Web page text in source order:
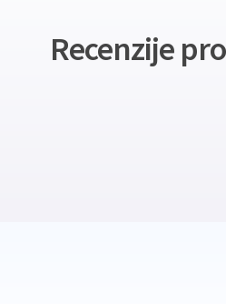
Recenzije